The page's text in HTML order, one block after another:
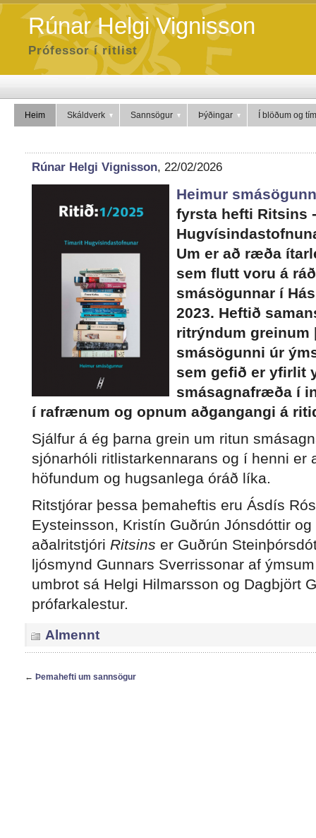
Rúnar Helgi Vignisson
Prófessor í ritlist
Heim Skáldverk Sannsögur Þýðingar Í blöðum og
Rúnar Helgi Vignisson, 22/02/2026
Heimur
fyrsta hefti Ritsins
Um er að ræða
sem flutt voru á
smásögunnar í
2023. Heftið
ritrýndum greinum
smásögunni úr
sem gefið er yfirlit
smásagnafræða í
í rafrænum og opnum aðgangangi á
Sjálfur á ég þarna grein um ritun
sjónarhóli ritlistarkennarans og í henni er
höfundum og hugsanlega óráð líka.
Ritstjórar þessa þemaheftis eru Ásdís
Eysteinsson, Kristín Guðrún Jónsdóttir
aðalritstjóri Ritsins er Guðrún
ljósmynd Gunnars Sverrissonar af
umbrot sá Helgi Hilmarsson og Dagbjört
prófarkalestur.
Almennt
← Þemahefti um sannsögur